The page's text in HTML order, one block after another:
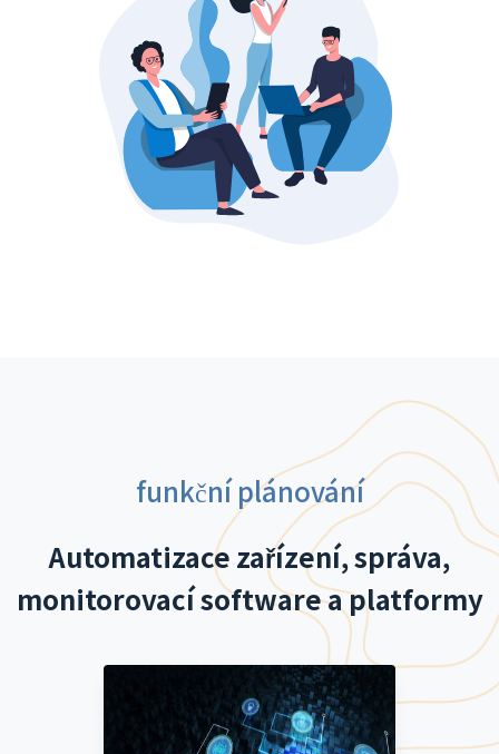
funkční plánování
Automatizace zařízení, správa,
monitorovací software a platformy